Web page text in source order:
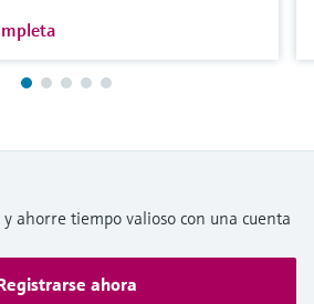
ahorre tiempo valioso con una cuenta
ahora